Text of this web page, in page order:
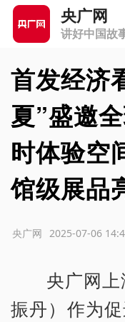
央广网
讲好中国故
首发经济
夏”盛邀
时体验空
馆级展品
2025-07-06
央广网
央广网
振丹）作为